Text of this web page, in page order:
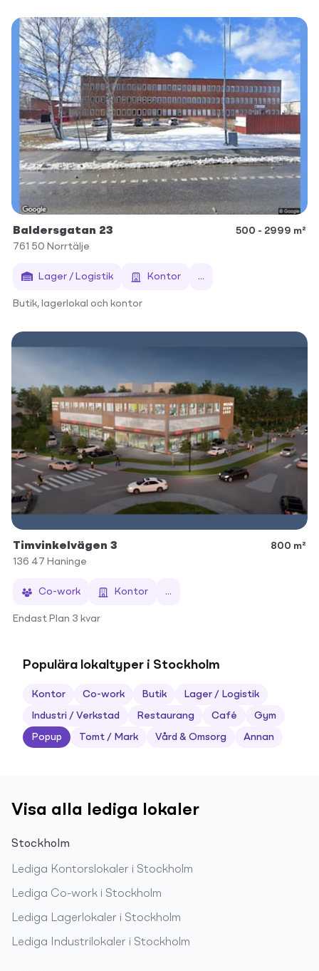
Baldersgatan 23
500 - 2999 m²
761 50 Norrtälje
Lager / Logistik Kontor ...
Butik, lagerlokal och kontor
Timvinkelvägen 3
800 m²
136 47 Haninge
Co-work Kontor ...
Endast Plan 3 kvar
Populära lokaltyper i Stockholm
Kontor Co-work Butik Lager / Logistik
Industri / Verkstad Restaurang Café Gym
Popup Tomt / Mark Vård & Omsorg Annan
Visa alla lediga lokaler
Stockholm
Lediga Kontorslokaler i Stockholm
Lediga Co-work i Stockholm
Lediga Lagerlokaler i Stockholm
Lediga Industrilokaler i Stockholm